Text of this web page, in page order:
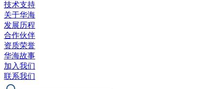
技术支持
关于华海
发展历程
合作伙伴
资质荣誉
华海故事
加入我们
联系我们